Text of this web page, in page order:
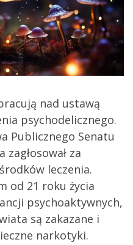
nad ustawą
psychodelicznego.
Publicznego Senatu
za
leczenia.
od 21 roku życia
psychoaktywnych,
są zakazane i
narkotyki.